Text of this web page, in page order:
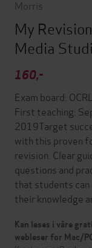
Morris
My
Media
160,-
Exam board:
First teaching:
2019Target
with this proven
revision. Clear
questions and
that students
their knowledge
Kan leses i våre
webleser for Mac/